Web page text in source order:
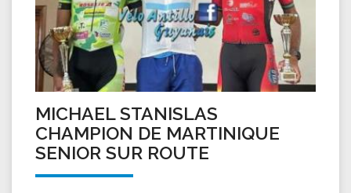
MICHAEL STANISLAS
CHAMPION DE MARTINIQUE
SENIOR SUR ROUTE